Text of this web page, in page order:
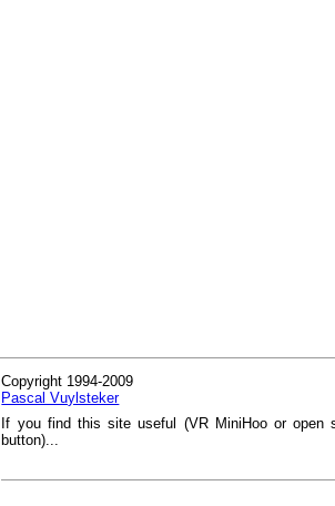
Copyright 1994-2009
Pascal Vuylsteker
If you find this site useful (VR MiniHoo or open
button)...